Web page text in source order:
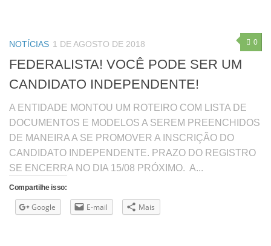
0
NOTÍCIAS 1 DE AGOSTO DE 2018
FEDERALISTA! VOCÊ PODE SER UM
CANDIDATO INDEPENDENTE!
A ENTIDADE MONTOU UM ROTEIRO COM LISTA DE
DOCUMENTOS E MODELOS A SEREM PREENCHIDOS
DE MANEIRA A SE PROMOVER A INSCRIÇÃO DO
CANDIDATO INDEPENDENTE. PRAZO DO REGISTRO
SE ENCERRA NO DIA 15/08 PRÓXIMO. A...
Compartilhe isso:
Google E-mail Mais